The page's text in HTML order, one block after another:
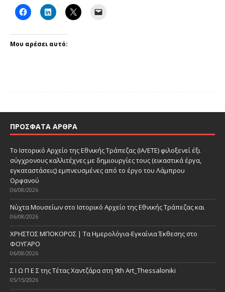
Μου αρέσει αυτό:
ΠΡΌΣΦΑΤΑ ΆΡΘΡΑ
Το Ιστορικό Αρχείο της Εθνικής Τράπεζας (ΙΑ/ΕΤΕ) φιλοξενεί έξι
σύγχρονους καλλιτέχνες με δημιουργίες τους (εικαστικά έργα,
εγκαταστάσεις) εμπνευσμένες από το έργο του Λάμπρου
Ορφανού
06/08/2026
Νύχτα Μουσείων στο Ιστορικό Αρχείο της Εθνικής Τράπεζας και
06/08/2026
ΧΡΗΣΤΟΣ ΜΠΟΚΟΡΟΣ | Τα Ημερολόγια-Εγκαίνια Έκθεσης στο
ΦΟΥΓΑΡΟ
06/08/2026
Σ Ι Ω Π Ε Σ της Τέτας Χαντζάρα στη 9th Art_Thessaloniki
05/15/2026